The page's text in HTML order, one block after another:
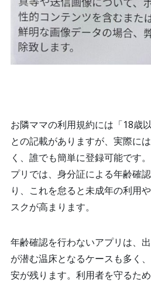
お隣ママの利用規約には「18歳
との記載がありますが、実際に
く、誰でも簡単に登録可能です
プリでは、身分証による年齢確
り、これを怠ると未成年の利用
スクが高まります。
年齢確認を行わないアプリは、
が潜む温床となるケースも多く
安が残ります。利用者を守るた